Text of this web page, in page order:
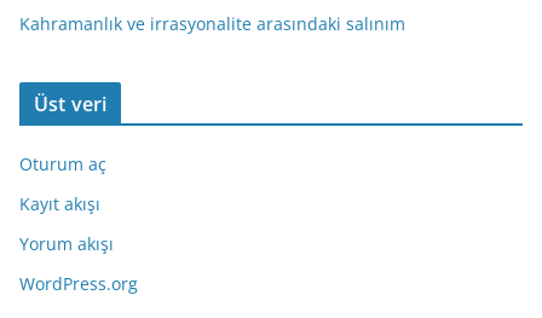
Kahramanlık ve irrasyonalite arasındaki salınım
Üst veri
Oturum aç
Kayıt akışı
Yorum akışı
WordPress.org